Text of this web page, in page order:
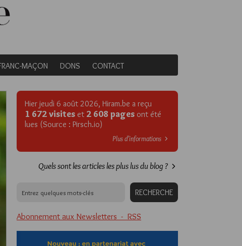
MAÇON DONS CONTACT
Hier jeudi 6 août 2026, Hiram.be a reçu
1 672 visites et 2 608 pages ont été
lues (Source : Pirsch.io)
Plus d’informations
Quels sont les articles les plus lus du blog ?
Abonnement aux Newsletters - RSS